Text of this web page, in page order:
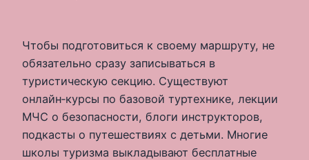
Чтобы подготовиться к своему маршруту, не
обязательно сразу записываться в
туристическую секцию. Существуют
онлайн‑курсы по базовой туртехнике, лекции
МЧС о безопасности, блоги инструкторов,
подкасты о путешествиях с детьми. Многие
школы туризма выкладывают бесплатные